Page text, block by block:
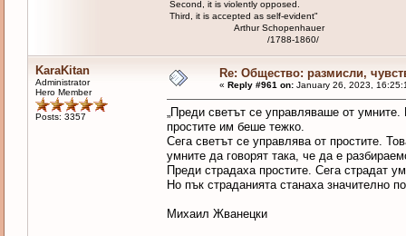
Second, it is violently opposed.
Third, it is accepted as self-evident"
Arthur Schopenhauer
/1788-1860/
KaraKitan
Administrator
Hero Member
Posts: 3357
Re: Общество: размисли,
« Reply #961 on:January 26, 2023,
„Преди светът се управляваше от
простите им беше тежко.
Сега светът се управлява от простите.
умните да говорят така, че да е
Преди страдаха простите. Сега страдат
Но пък страданията станаха значително
Михаил Жванецки